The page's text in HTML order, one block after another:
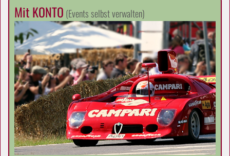
Mit KONTO (Events selbst verwalten)